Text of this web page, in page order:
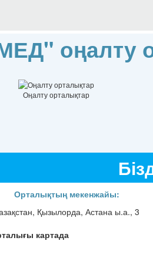
оңалту
Оңалту орталықтар
Орталықтың мекенжайы:
Қызылорда, Астана ы.а., 3
картада